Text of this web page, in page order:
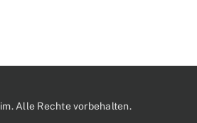
Alle Rechte vorbehalten.